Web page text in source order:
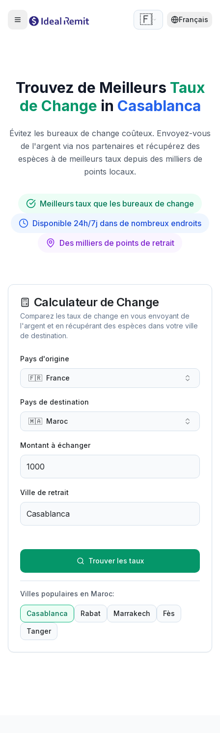
🇫🇷 Français
Trouvez de Meilleurs Taux
de Change in Casablanca
Évitez les bureaux de change coûteux. Envoyez-vous
de l'argent via nos partenaires et récupérez des
espèces à de meilleurs taux depuis des milliers de
points locaux.
Meilleurs taux que les bureaux de change
Disponible 24h/7j dans de nombreux endroits
Des milliers de points de retrait
Calculateur de Change
Comparez les taux de change en vous envoyant de
l'argent et en récupérant des espèces dans votre ville
de destination.
Pays d'origine
🇫🇷 France
Pays de destination
🇲🇦 Maroc
Montant à échanger
Ville de retrait
Trouver les taux
Villes populaires en Maroc:
Casablanca Rabat Marrakech Fès
Tanger